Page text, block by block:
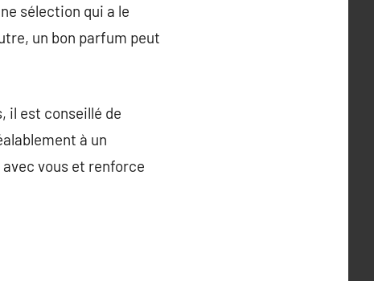
sélection qui a le
un bon parfum peut
il est conseillé de
à un
vous et renforce